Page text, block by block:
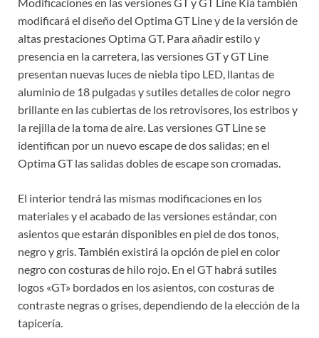
Modificaciones en las versiones GT y GT Line Kia también
modificará el diseño del Optima GT Line y de la versión de
altas prestaciones Optima GT. Para añadir estilo y
presencia en la carretera, las versiones GT y GT Line
presentan nuevas luces de niebla tipo LED, llantas de
aluminio de 18 pulgadas y sutiles detalles de color negro
brillante en las cubiertas de los retrovisores, los estribos y
la rejilla de la toma de aire. Las versiones GT Line se
identifican por un nuevo escape de dos salidas; en el
Optima GT las salidas dobles de escape son cromadas.
El interior tendrá las mismas modificaciones en los
materiales y el acabado de las versiones estándar, con
asientos que estarán disponibles en piel de dos tonos,
negro y gris. También existirá la opción de piel en color
negro con costuras de hilo rojo. En el GT habrá sutiles
logos «GT» bordados en los asientos, con costuras de
contraste negras o grises, dependiendo de la elección de la
tapicería.